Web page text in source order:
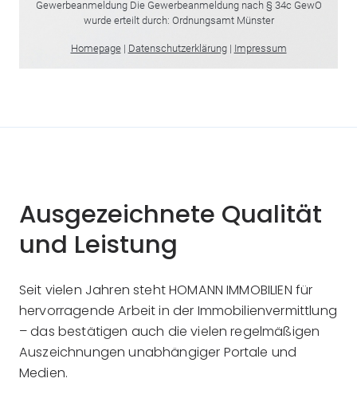
Ausgezeichnete Qualität
und Leistung
Seit vielen Jahren steht HOMANN IMMOBILIEN für
hervorragende Arbeit in der Immobilienvermittlung
– das bestätigen auch die vielen regelmäßigen
Auszeichnungen unabhängiger Portale und
Medien.